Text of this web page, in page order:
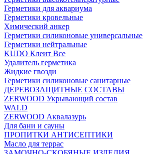
Герметики для аквариума
Герметики кровельные
Химический анкер
Герметики силиконовые универсальные
Герметики нейтральные
KUDO Клеит Все
Удалитель герметика
Жидкие гвозди
Герметики силиконовые санитарные
ДЕРЕВОЗАЩИТНЫЕ СОСТАВЫ
ZERWOOD Укрывающий состав
WALD
ZERWOOD Аквалазурь
Для бани и сауны
ПРОПИТКИ АНТИСЕПТИКИ
Масло для террас